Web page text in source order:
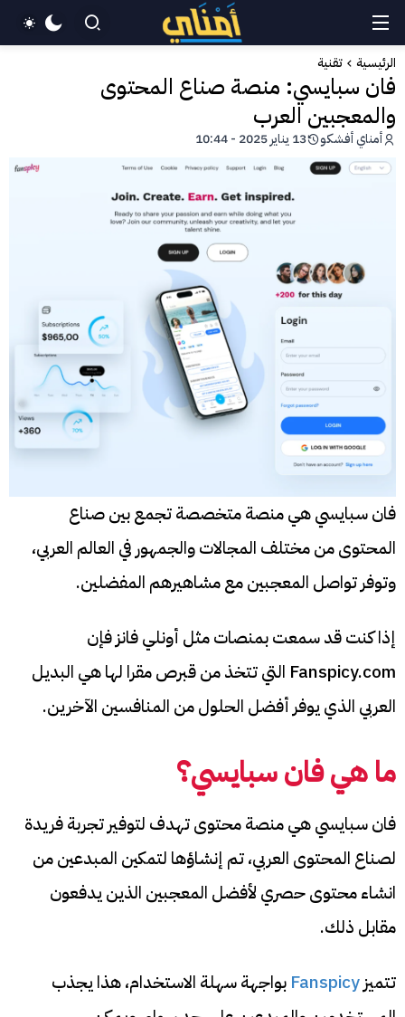
الرئيسية تقنية
فان سبايسي: منصة صناع المحتوى
والمعجبين العرب
أمناي أفشكو 13 يناير 2025 - 10:44
فان سبايسي هي منصة متخصصة تجمع بين صناع
المحتوى من مختلف المجالات والجمهور في العالم العربي،
وتوفر تواصل المعجبين مع مشاهيرهم المفضلين.
إذا كنت قد سمعت بمنصات مثل أونلي فانز فإن
Fanspicy.com التي تتخذ من قبرص مقرا لها هي البديل
العربي الذي يوفر أفضل الحلول من المنافسين الآخرين.
ما هي فان سبايسي؟
فان سبايسي هي منصة محتوى تهدف لتوفير تجربة فريدة
لصناع المحتوى العربي، تم إنشاؤها لتمكين المبدعين من
انشاء محتوى حصري لأفضل المعجبين الذين يدفعون
مقابل ذلك.
تتميزFanspicy بواجهة سهلة الاستخدام، هذا يجذب